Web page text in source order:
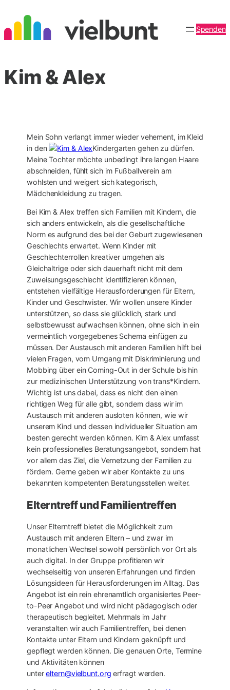
Inhalt
springen
Spenden
Kim & Alex
Mein Sohn verlangt immer wieder vehement, im Kleid
in den
Kindergarten gehen zu dürfen.
Meine Tochter möchte unbedingt ihre langen Haare
abschneiden, fühlt sich im Fußballverein am
wohlsten und weigert sich kategorisch,
Mädchenkleidung zu tragen.
Bei Kim & Alex treffen sich Familien mit Kindern, die
sich anders entwickeln, als die gesellschaftliche
Norm es aufgrund des bei der Geburt zugewiesenen
Geschlechts erwartet. Wenn Kinder mit
Geschlechterrollen kreativer umgehen als
Gleichaltrige oder sich dauerhaft nicht mit dem
Zuweisungsgeschlecht identifizieren können,
entstehen vielfältige Herausforderungen für Eltern,
Kinder und Geschwister. Wir wollen unsere Kinder
unterstützen, so dass sie glücklich, stark und
selbstbewusst aufwachsen können, ohne sich in ein
vermeintlich vorgegebenes Schema einfügen zu
müssen. Der Austausch mit anderen Familien hilft bei
vielen Fragen, vom Umgang mit Diskriminierung und
Mobbing über ein Coming-Out in der Schule bis hin
zur medizinischen Unterstützung von trans*Kindern.
Wichtig ist uns dabei, dass es nicht den einen
richtigen Weg für alle gibt, sondern dass wir im
Austausch mit anderen ausloten können, wie wir
unserem Kind und dessen individueller Situation am
besten gerecht werden können. Kim & Alex umfasst
kein professionelles Beratungsangebot, sondern hat
vor allem das Ziel, die Vernetzung der Familien zu
fördern. Gerne geben wir aber Kontakte zu uns
bekannten kompetenten Beratungsstellen weiter.
Elterntreff und Familientreffen
Unser Elterntreff bietet die Möglichkeit zum
Austausch mit anderen Eltern – und zwar im
monatlichen Wechsel sowohl persönlich vor Ort als
auch digital. In der Gruppe profitieren wir
wechselseitig von unseren Erfahrungen und finden
Lösungsideen für Herausforderungen im Alltag. Das
Angebot ist ein rein ehrenamtlich organisiertes Peer-
to-Peer Angebot und wird nicht pädagogisch oder
therapeutisch begleitet. Mehrmals im Jahr
veranstalten wir auch Familientreffen, bei denen
Kontakte unter Eltern und Kindern geknüpft und
gepflegt werden können. Die genauen Orte, Termine
und Aktivitäten können
untereltern@vielbunt.org erfragt werden.